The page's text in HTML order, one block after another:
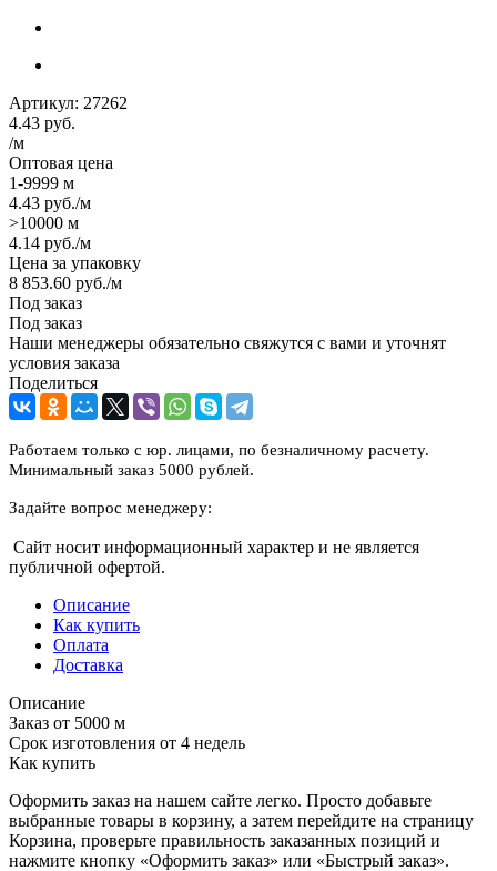
Артикул: 27262
4.43 руб.
/м
Оптовая цена
1-9999 м
4.43 руб./м
>10000 м
4.14 руб./м
Цена за упаковку
8 853.60 руб./м
Под заказ
Под заказ
Наши менеджеры обязательно свяжутся с вами и уточнят
условия заказа
Поделиться
Работаем только с юр. лицами, по безналичному расчету.
Минимальный заказ 5000 рублей.
Задайте вопрос менеджеру:
Сайт носит информационный характер и не является
публичной офертой.
Описание
Как купить
Оплата
Доставка
Описание
Заказ от 5000 м
Срок изготовления от 4 недель
Как купить
Оформить заказ на нашем сайте легко. Просто добавьте
выбранные товары в корзину, а затем перейдите на страницу
Корзина, проверьте правильность заказанных позиций и
нажмите кнопку «Оформить заказ» или «Быстрый заказ».